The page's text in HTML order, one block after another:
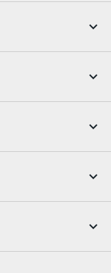
遠：77mm、ƒ/2.8
ーム
の有効化